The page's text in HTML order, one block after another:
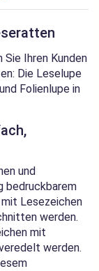
Ihren Kunden
Die Leselupe
Folienlupe in
und
bedruckbarem
Lesezeichen
werden.
mit
werden.